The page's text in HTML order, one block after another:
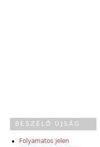
BESZÉLŐ ÚJSÁG
Folyamatos jelen